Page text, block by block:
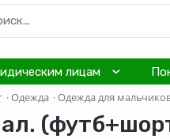
лицам
·Одежда ·Одежда для